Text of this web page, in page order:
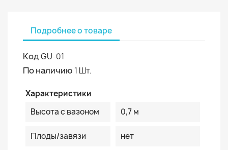
Подробнее о товаре
КодGU-01
По наличию 1 Шт.
Характеристики
Высота с вазоном
0,7 м
Плоды/завязи нет